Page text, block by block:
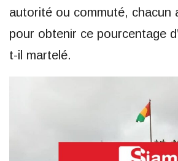
autorité ou commuté, chacun
pour obtenir ce pourcentage
t-il martelé.